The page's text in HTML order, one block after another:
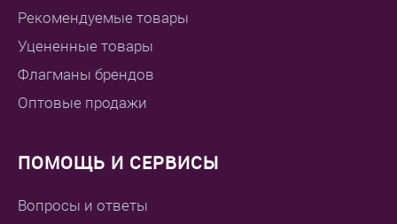
Рекомендуемые товары
Уцененные товары
Флагманы брендов
Оптовые продажи
ПОМОЩЬ И СЕРВИСЫ
Вопросы и ответы